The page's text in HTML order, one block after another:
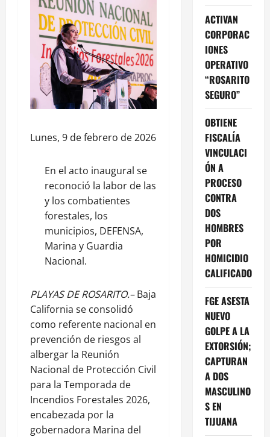
Lunes, 9 de febrero de 2026
En el acto inaugural se
reconoció la labor de las
y los combatientes
forestales, los
municipios, DEFENSA,
Marina y Guardia
Nacional.
PLAYAS DE ROSARITO.–Baja
California se consolidó
como referente nacional en
prevención de riesgos al
albergar la Reunión
Nacional de Protección Civil
para la Temporada de
Incendios Forestales 2026,
encabezada por la
gobernadora Marina del
ACTIVAN
CORPORAC
IONES
OPERATIVO
“ROSARITO
SEGURO”
OBTIENE
FISCALÍA
VINCULACI
ÓN A
PROCESO
CONTRA
DOS
HOMBRES
POR
HOMICIDIO
CALIFICADO
FGE ASESTA
NUEVO
GOLPE A LA
EXTORSIÓN;
CAPTURAN
A DOS
MASCULINO
S EN
TIJUANA